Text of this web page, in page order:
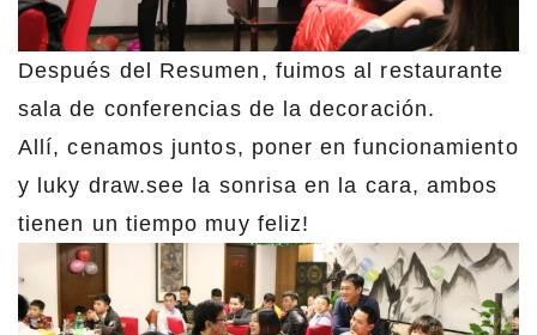
Después del Resumen, fuimos al restaurante
sala de conferencias de la decoración.
Allí, cenamos juntos, poner en funcionamiento
y luky draw.see la sonrisa en la cara, ambos
tienen un tiempo muy feliz!